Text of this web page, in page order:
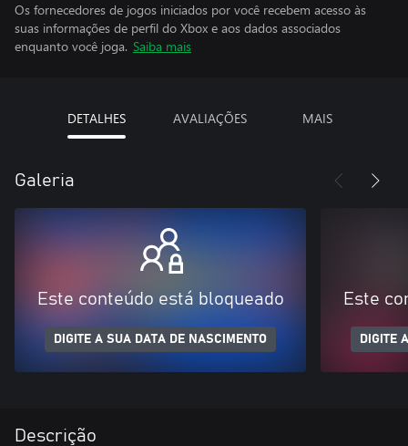
Os fornecedores de jogos iniciados por você recebem acesso às
suas informações de perfil do Xbox e aos dados associados
enquanto você joga. Saiba mais
DETALHES AVALIAÇÕES MAIS
Galeria
Este conteúdo está bloqueado
DIGITE A SUA DATA DE NASCIMENTO
Este
DIGITE
Descrição